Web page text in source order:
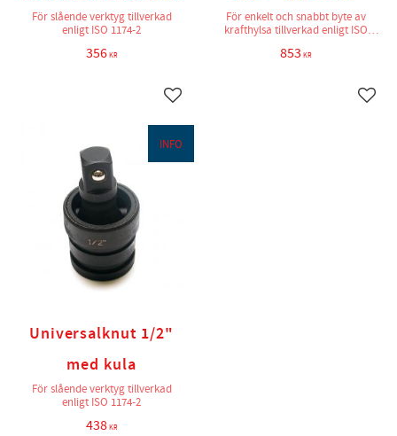
För slående verktyg tillverkad
enligt ISO 1174-2
356KR
Lägg till i favoriter
För enkelt och snabbt byte av
krafthylsa tillverkad enligt ISO
853 KR
Universalknut 1/2"
med kula
För slående verktyg tillverkad
enligt ISO 1174-2
438KR
INFO